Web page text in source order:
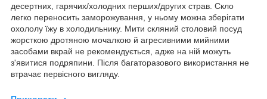
десертних, гарячих/холодних перших/других страв. Скло
легко переносить заморожування, у ньому можна зберігати
охололу їжу в холодильнику. Мити скляний столовий посуд
жорсткою дротяною мочалкою й агресивними мийними
засобами вкрай не рекомендується, адже на ній можуть
з'явитися подряпини. Після багаторазового використання не
втрачає первісного вигляду.